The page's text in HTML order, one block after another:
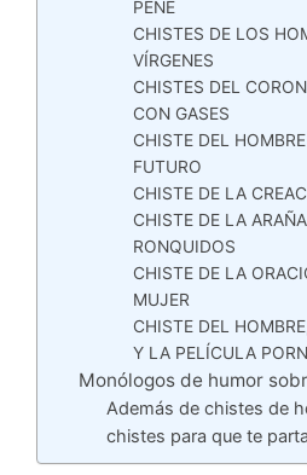
PENE
CHISTES DE LOS
VÍRGENES
CHISTES DEL
CON GASES
CHISTE DEL
FUTURO
CHISTE DE LA
CHISTE DE LA
RONQUIDOS
CHISTE DE LA
MUJER
CHISTE DEL
Y LA PELÍCULA
Monólogos de humor
Además de chistes de
chistes para que te